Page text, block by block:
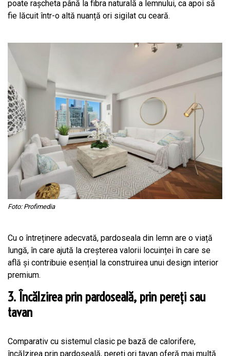
poate rașcheta până la fibra naturală a lemnului, ca apoi să
fie lăcuit într-o altă nuanță ori sigilat cu ceară.
Foto: Profimedia
Cu o întreținere adecvată, pardoseala din lemn are o viață
lungă, în care ajută la creșterea valorii locuinței în care se
află și contribuie esențial la construirea unui design interior
premium.
3. Încălzirea prin pardoseală, prin pereți sau
tavan
Comparativ cu sistemul clasic pe bază de calorifere,
încălzirea prin pardoseală, pereți ori tavan oferă mai multă